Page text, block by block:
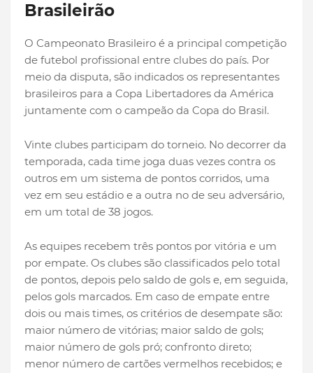
Brasileirão
O Campeonato Brasileiro é a principal competição
de futebol profissional entre clubes do país. Por
meio da disputa, são indicados os representantes
brasileiros para a Copa Libertadores da América
juntamente com o campeão da Copa do Brasil.
Vinte clubes participam do torneio. No decorrer da
temporada, cada time joga duas vezes contra os
outros em um sistema de pontos corridos, uma
vez em seu estádio e a outra no de seu adversário,
em um total de 38 jogos.
As equipes recebem três pontos por vitória e um
por empate. Os clubes são classificados pelo total
de pontos, depois pelo saldo de gols e, em seguida,
pelos gols marcados. Em caso de empate entre
dois ou mais times, os critérios de desempate são:
maior número de vitórias; maior saldo de gols;
maior número de gols pró; confronto direto;
menor número de cartões vermelhos recebidos; e